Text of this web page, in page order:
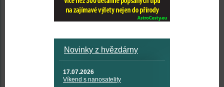
Novinky z hvězdárny
17.07.2026
Víkend s nanosatelity